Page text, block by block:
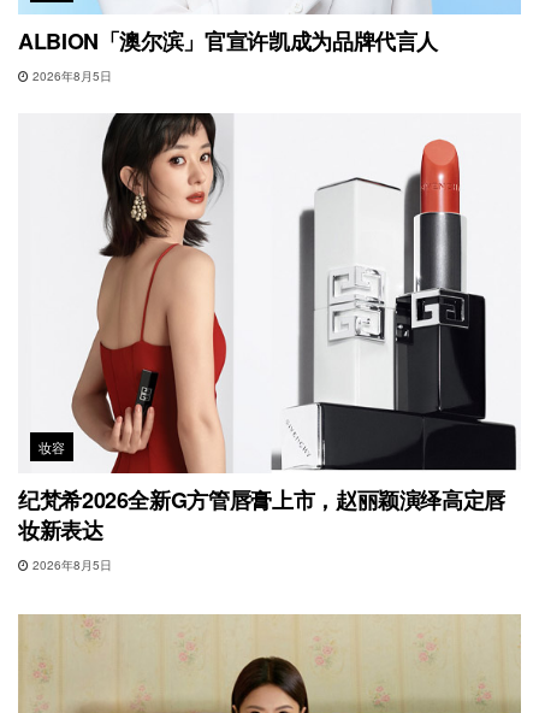
ALBION「澳尔滨」官宣许凯成为品牌代言人
2026年8月5日
妆容
纪梵希2026全新G方管唇膏上市，赵丽颖演绎高定唇
妆新表达
2026年8月5日